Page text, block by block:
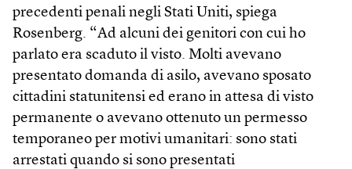
precedenti penali negli Stati Uniti, spiega
Rosenberg. “Ad alcuni dei genitori con cui ho
parlato era scaduto il visto. Molti avevano
presentato domanda di asilo, avevano sposato
cittadini statunitensi ed erano in attesa di visto
permanente o avevano ottenuto un permesso
temporaneo per motivi umanitari: sono stati
arrestati quando si sono presentati